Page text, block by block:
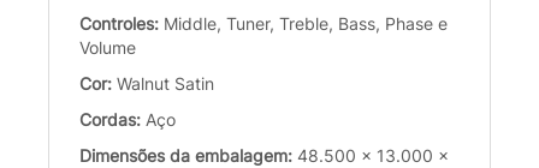
Controles: Middle, Tuner, Treble, Bass, Phase e
Volume
Cor: Walnut Satin
Cordas: Aço
Dimensões da embalagem: 48.500 x 13.000 x